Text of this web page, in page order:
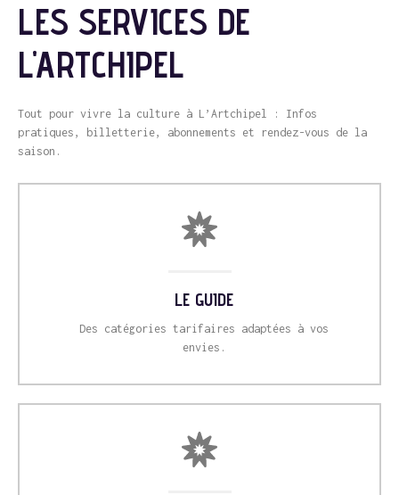
LES SERVICES DE
L'ARTCHIPEL
Tout pour vivre la culture à L’Artchipel : Infos
pratiques, billetterie, abonnements et rendez-vous de la
saison.
LE GUIDE
Des catégories tarifaires adaptées à vos
envies.